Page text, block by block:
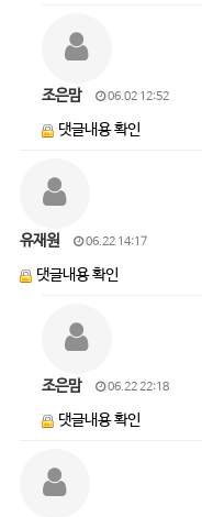
조은맘 06.02 12:52
댓글내용 확인
유재원 06.22 14:17
댓글내용 확인
조은맘 06.22 22:18
댓글내용 확인